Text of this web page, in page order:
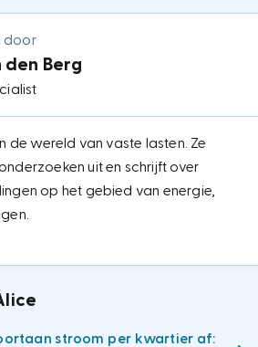
door
Berg
de wereld van vaste lasten. Ze
uit en schrijft over
op het gebied van energie,
stroom per kwartier af: